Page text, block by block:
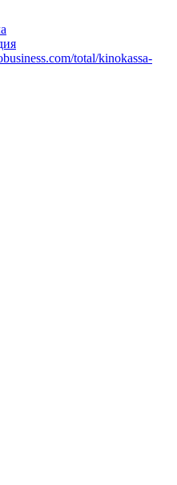
total/kinokassa-